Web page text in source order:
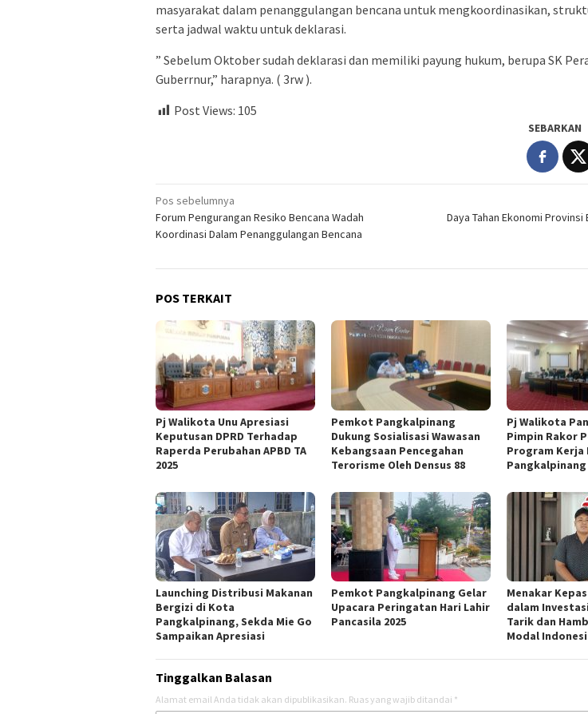
masyarakat dalam penanggulangan bencana untuk mengkoordinasikan,
serta jadwal waktu untuk deklarasi.
” Sebelum Oktober sudah deklarasi dan memiliki payung hukum, berupa SK
Guberrnur,” harapnya. ( 3rw ).
Post Views: 105
SEBARKAN
Navigasi
pos
Pos sebelumnya
Forum Pengurangan Resiko Bencana Wadah
Koordinasi Dalam Penanggulangan Bencana
Daya Tahan Ekonomi Provinsi
POS TERKAIT
Pj Walikota Unu Apresiasi
Keputusan DPRD Terhadap
Raperda Perubahan APBD TA
2025
Pemkot Pangkalpinang
Dukung Sosialisasi Wawasan
Kebangsaan Pencegahan
Terorisme Oleh Densus 88
Pj Walikota
Pimpin Rakor
Program Kerja
Pangkalpinang
Launching Distribusi Makanan
Bergizi di Kota
Pangkalpinang, Sekda Mie Go
Sampaikan Apresiasi
Pemkot Pangkalpinang Gelar
Upacara Peringatan Hari Lahir
Pancasila 2025
Menakar
dalam
Tarik dan
Modal
Tinggalkan Balasan
Alamat email Anda tidak akan dipublikasikan. Ruas yang wajib ditandai *